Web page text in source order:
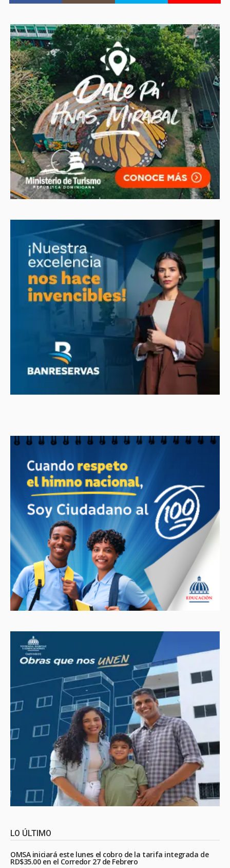
LO ÚLTIMO
OMSA iniciará este lunes el cobro de la tarifa integrada de
RD$35.00 en el Corredor 27 de Febrero